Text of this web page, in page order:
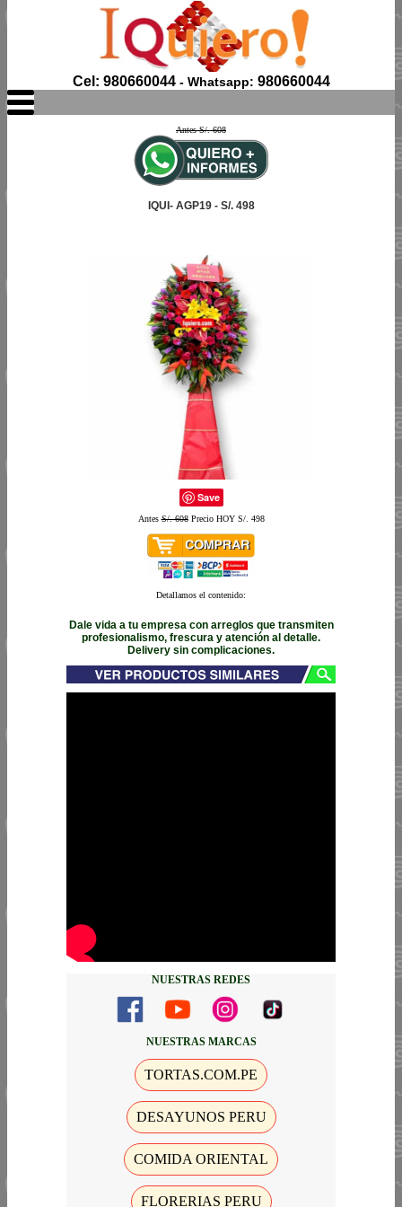
Cel: 980660044- Whatsapp: 980660044
Antes S/. 608
IQUI- AGP19 - S/. 498
Save
AntesS/. 608Precio HOY S/. 498
Detallamos el contenido:
Dale vida a tu empresa con arreglos que transmiten
profesionalismo, frescura y atención al detalle.
Delivery sin complicaciones.
NUESTRAS REDES
NUESTRAS MARCAS
TORTAS.COM.PE
DESAYUNOS PERU
COMIDA ORIENTAL
FLORERIAS PERU